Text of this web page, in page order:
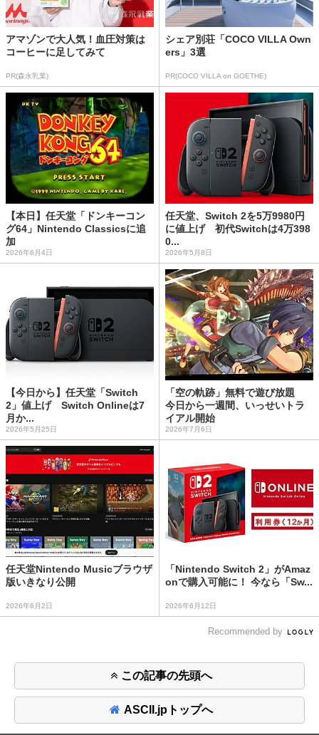
アマゾンで大人気！血圧対策は
コーヒーに足してみて
PR(森永乳業)
シェア別荘「COCO VILLA Own
ers」3選
PR(COCO VILLA on GOETHE)
【本日】任天堂「ドンキーコン
グ64」Nintendo Classicsに追
加
2026年6月4日
任天堂、Switch 2を5万9980円
に値上げ 初代Switchは4万398
0...
2026年5月8日
【今日から】任天堂「Switch
2」値上げ Switch Onlineは7
月か...
2026年5月25日
「空の軌跡」無料で遊び放題
今日から一週間、いっせいトラ
イアル開始
2026年7月6日
任天堂Nintendo Musicブラウザ
版いきなり公開
2026年6月2日
「Nintendo Switch 2」がAmaz
onで購入可能に！ 今なら「Sw...
2026年6月12日
Recommended by
この記事の先頭へ
ASCII.jpトップへ